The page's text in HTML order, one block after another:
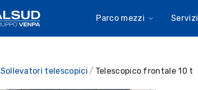
Parco mezzi Servizi
Sollevatori telescopici Telescopico frontale 10 t